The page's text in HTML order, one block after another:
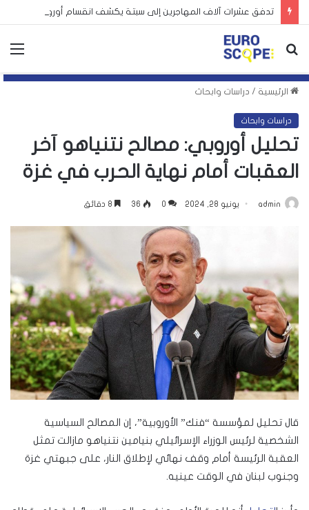
تدفق عشرات آلاف المهاجرين إلى سبتة يكشف انقسام أوروبا
بحث
الرئيسية / دراسات وابحاث
دراسات وابحاث
تحليل أوروبي: مصالح نتنياهو آخر
العقبات أمام نهاية الحرب في غزة
admin يونيو 28, 2024 0
36
قال تحليل لمؤسسة “فنك” الأوروبية”، إن المصالح السياسية
الشخصية لرئيس الوزراء الإسرائيلي بنيامين نتنياهو مازالت تمثل
العقبة الرئيسة أمام وقف نهائي لإطلاق النار، على جبهتي غزة
وجنوب لبنان في الوقت عينيه.